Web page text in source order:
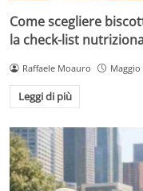
Come scegliere
la check-list
Raffaele Moauro Maggio
Leggi di più